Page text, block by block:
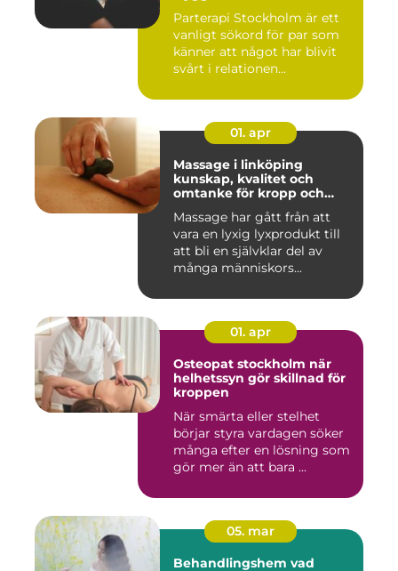
Parterapi Stockholm är ett
vanligt sökord för par som
känner att något har blivit
svårt i relationen...
01. apr
Massage i linköping
kunskap, kvalitet och
omtanke för kropp och
Massage har gått från att
vara en lyxig lyxprodukt till
att bli en självklar del av
många människors...
01. apr
Osteopat stockholm när
helhetssyn gör skillnad för
kroppen
När smärta eller stelhet
börjar styra vardagen söker
många efter en lösning som
gör mer än att bara ...
05. mar
Behandlingshem vad